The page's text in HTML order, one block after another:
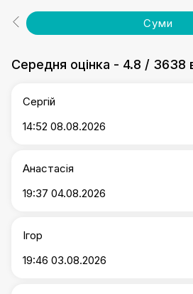
Суми
Середня оцінка - 4.8 / 3638
Сергій
14:52 08.08.2026
Анастасія
19:37 04.08.2026
Ігор
19:46 03.08.2026